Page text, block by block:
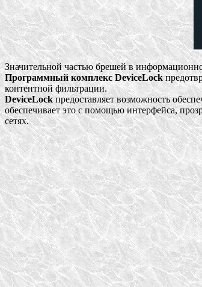
Значительной частью брешей в
Программный комплекс DeviceLock
контентной фильтрации.
DeviceLockпредоставляет возможность
обеспечивает это с помощью интерфейса,
сетях.